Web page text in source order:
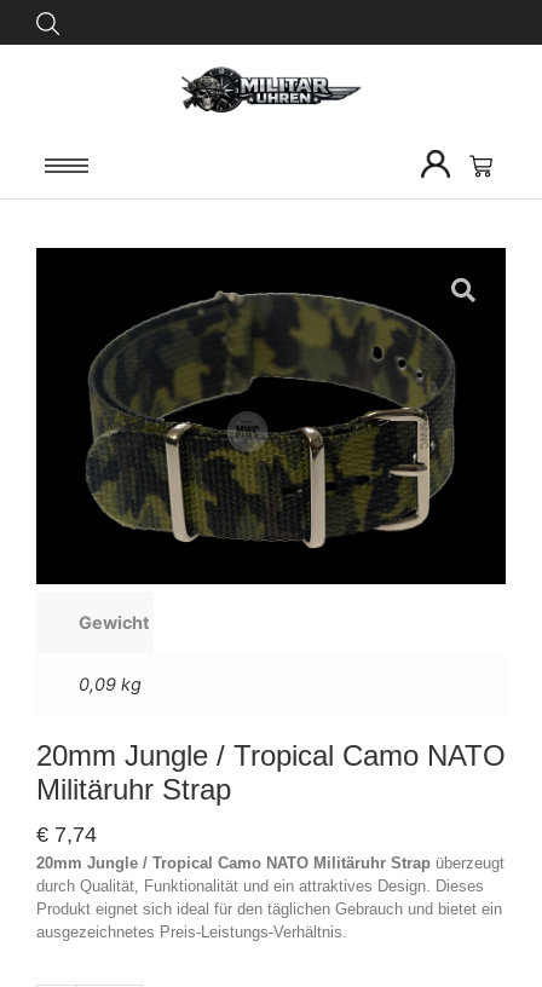
Gewicht
0,09 kg
20mm Jungle / Tropical Camo NATO
Militäruhr Strap
€ 7,74
20mm Jungle / Tropical Camo NATO Militäruhr Strap überzeugt
durch Qualität, Funktionalität und ein attraktives Design. Dieses
Produkt eignet sich ideal für den täglichen Gebrauch und bietet ein
ausgezeichnetes Preis-Leistungs-Verhältnis.